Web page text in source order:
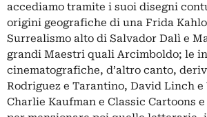
accediamo tramite i suoi disegni
origini geografiche di una Frida
Surrealismo alto di Salvador Dalì e
grandi Maestri quali Arcimboldo; le
cinematografiche, d’altro canto,
Rodriguez e Tarantino, David Linch e
Charlie Kaufman e Classic Cartoons